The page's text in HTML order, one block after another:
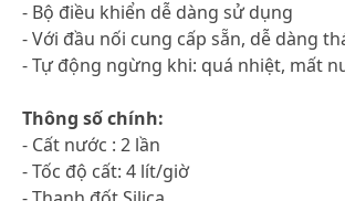
- Bộ điều khiển dễ dàng sử dụng
- Với đầu nối cung cấp sẵn, dễ dàng
- Tự động ngừng khi: quá nhiệt, mất
Thông số chính:
- Cất nước : 2 lần
- Tốc độ cất: 4 lít/giờ